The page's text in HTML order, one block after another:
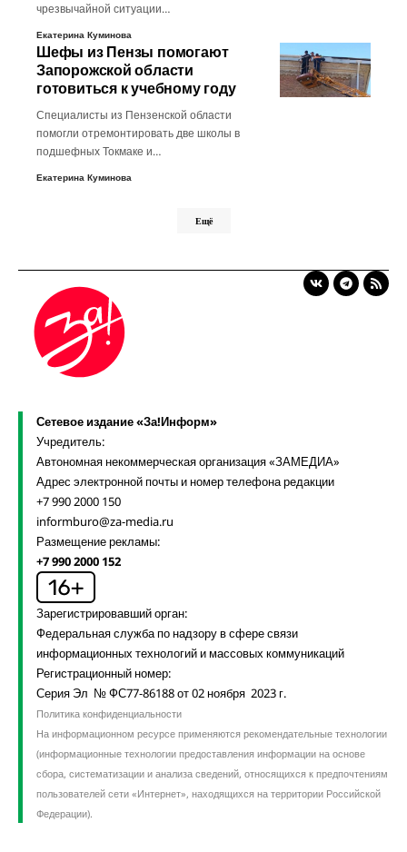
чрезвычайной ситуации…
Екатерина Куминова
Шефы из Пензы помогают
Запорожской области
готовиться к учебному году
Специалисты из Пензенской области
помогли отремонтировать две школы в
подшефных Токмаке и…
Екатерина Куминова
Ещё
Сетевое издание «За!Информ»
Учредитель:
Автономная некоммерческая организация «ЗАМЕДИА»
Адрес электронной почты и номер телефона редакции
+7 990 2000 150
informburo@za-media.ru
Размещение рекламы:
+7 990 2000 152
Зарегистрировавший орган:
Федеральная служба по надзору в сфере связи
информационных технологий и массовых коммуникаций
Регистрационный номер:
Серия Эл № ФС77-86188 от 02 ноября 2023 г.
Политика конфиденциальности
На информационном ресурсе применяются рекомендательные технологии
(информационные технологии предоставления информации на основе
сбора, систематизации и анализа сведений, относящихся к предпочтениям
пользователей сети «Интернет», находящихся на территории Российской
Федерации).